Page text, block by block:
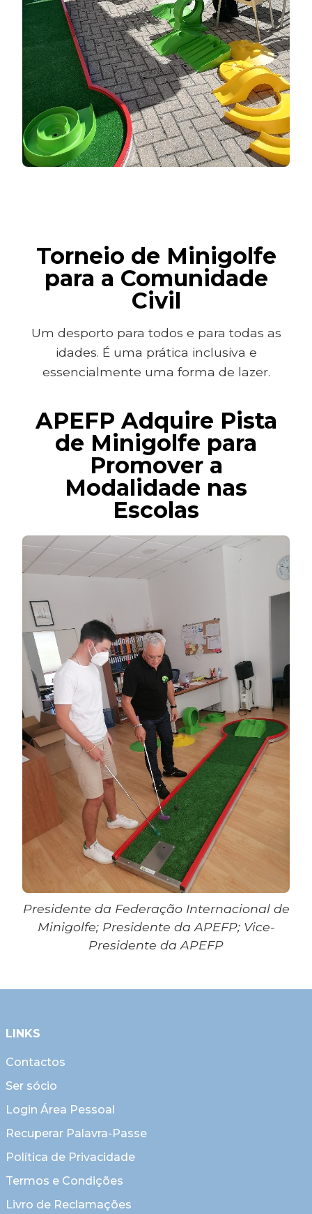
Torneio de Minigolfe
para a Comunidade
Civil
Um desporto para todos e para todas as
idades. É uma prática inclusiva e
essencialmente uma forma de lazer.
APEFP Adquire Pista
de Minigolfe para
Promover a
Modalidade nas
Escolas
Presidente da Federação Internacional de
Minigolfe; Presidente da APEFP; Vice-
Presidente da APEFP
LINKS
Contactos
Ser sócio
Login Área Pessoal
Recuperar Palavra-Passe
Política de Privacidade
Termos e Condições
Livro de Reclamações